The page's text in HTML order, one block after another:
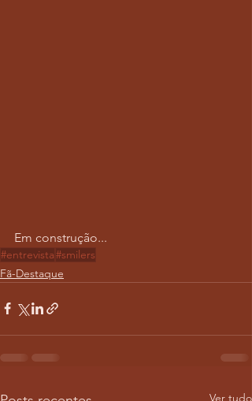
Em construção...
#entrevista#smilers
Fã-Destaque
Ver tudo